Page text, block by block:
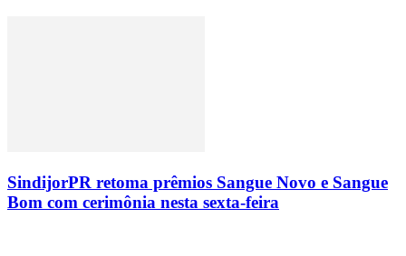
SindijorPR retoma prêmios Sangue Novo e Sangue
Bom com cerimônia nesta sexta-feira